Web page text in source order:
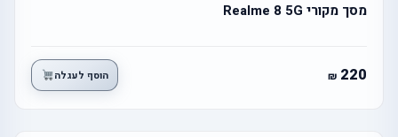
מסך מקורי Realme 8 5G
220 הוסף לעגלה